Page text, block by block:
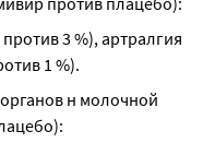
3 %), артралгия
1 %).
н молочной